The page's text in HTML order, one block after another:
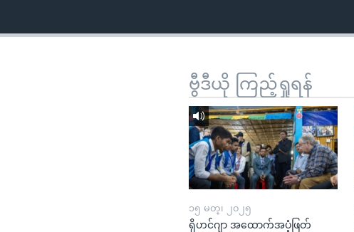
ဗွီဒီယို ကြည့်ရှုရန်
၁၅ မတ္၊ ၂၀၂၅
ရိုဟင်ဂျာ အထောက်အပံ့ဖြတ်